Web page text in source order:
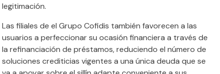
legitimación.
Las filiales de el Grupo Cofidis también favorecen a las
usuarios a perfeccionar su ocasión financiera a través de
la refinanciación de préstamos, reduciendo el número de
soluciones crediticias vigentes a una única deuda que se